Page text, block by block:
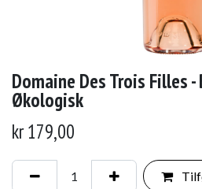
Domaine Des Trois Filles -
Økologisk
kr179,00